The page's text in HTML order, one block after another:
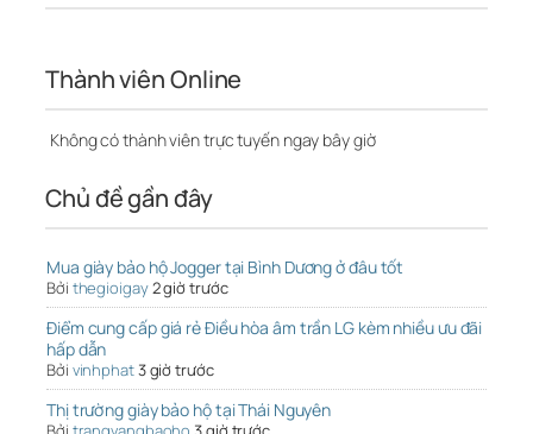
Thành viên Online
Không có thành viên trực tuyến ngay bây giờ
Chủ đề gần đây
Mua giày bảo hộ Jogger tại Bình Dương ở đâu tốt
Bởi thegioigay2 giờ trước
Điểm cung cấp giá rẻ Điều hòa âm trần LG kèm nhiều ưu đãi
hấp dẫn
Bởi vinhphat3 giờ trước
Thị trường giày bảo hộ tại Thái Nguyên